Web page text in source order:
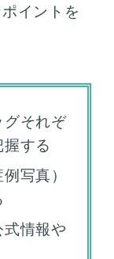
イントを
グそれぞ
する
写真）
情報や